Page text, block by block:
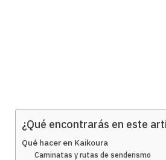
¿Qué encontrarás en este
Qué hacer en Kaikoura
Caminatas y rutas de senderismo